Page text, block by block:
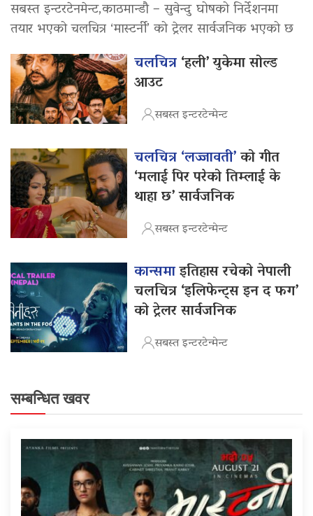
सबस्त इन्टरटेनमेन्ट,काठमान्डौ – सुवेन्दु घोषको निर्देशनमा
तयार भएको चलचित्र ‘मास्टर्नी’ को ट्रेलर सार्वजनिक भएको छ
चलचित्र‘हली’ युकेमा सोल्ड
आउट
सबस्त इन्टरटेन्मेन्ट
चलचित्र ‘लज्जावती’को गीत
‘मलाई पिर परेको तिम्लाई के
थाहा छ’ सार्वजनिक
सबस्त इन्टरटेन्मेन्ट
कान्समाइतिहास रचेको नेपाली
चलचित्र ‘इलिफेन्ट्स इन द फग’
को ट्रेलर सार्वजनिक
सबस्त इन्टरटेन्मेन्ट
सम्बन्धित खवर